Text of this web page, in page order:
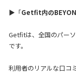
▶「Getfit内の
Getfitは、全国のパー
です。
利用者のリアルな口コ